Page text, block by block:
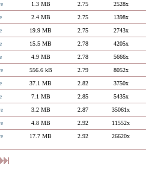
1.3 MB 2.75 2528x
2.4 MB 2.75 1398x
19.9 MB 2.75 2743x
15.5 MB 2.78 4205x
4.9 MB 2.78 5666x
556.6 kB 2.79 8052x
37.1 MB 2.82 3750x
7.1 MB 2.85 5435x
3.2 MB 2.87 35061x
4.8 MB 2.92 11552x
17.7 MB 2.92 26620x